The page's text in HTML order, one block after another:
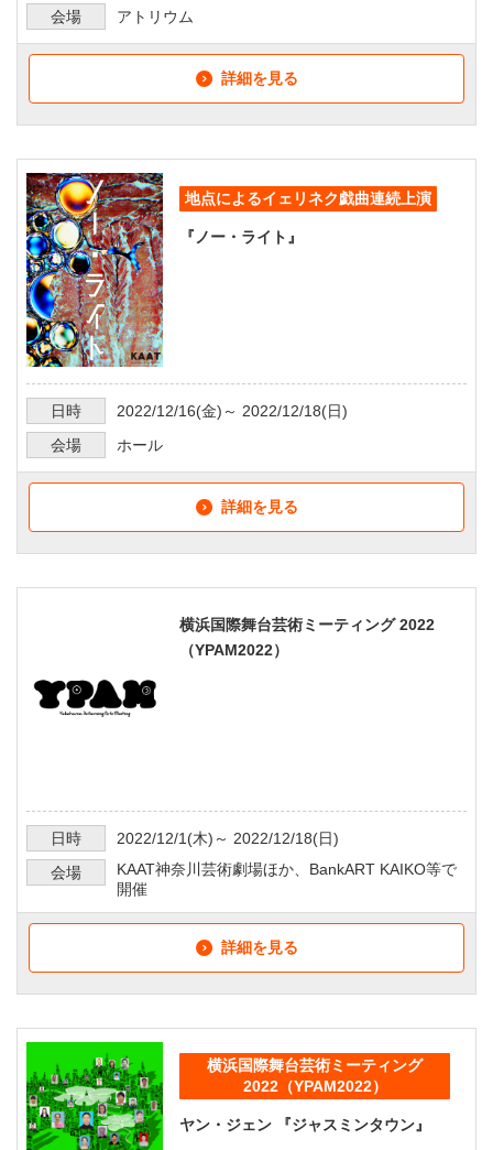
会場
アトリウム
詳細を見る
地点によるイェリネク戯曲連続上演
『ノー・ライト』
日時 2022/12/16(金)～ 2022/12/18(日)
会場
ホール
詳細を見る
横浜国際舞台芸術ミーティング 2022
（YPAM2022）
日時 2022/12/1 (木)～ 2022/12/18(日)
会場
KAAT神奈川芸術劇場ほか、BankART KAIKO等で
開催
詳細を見る
横浜国際舞台芸術ミーティング
2022（YPAM2022）
ヤン・ジェン 『ジャスミンタウン』